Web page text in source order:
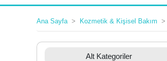
Ana Sayfa Kozmetik & Kişisel Bakım
Alt Kategoriler